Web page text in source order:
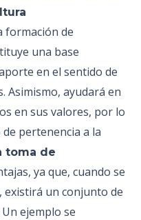
formación de
una base
en el sentido de
Asimismo, ayudará en
en sus valores, por lo
pertenencia a la
toma de
ya que, cuando se
existirá un conjunto de
ejemplo se